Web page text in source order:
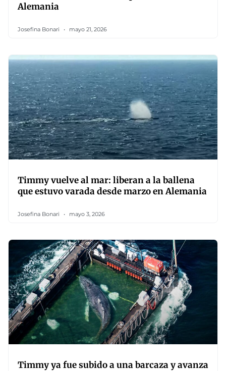
Alemania
Josefina Bonari mayo 21, 2026
Timmy vuelve al mar: liberan a la ballena
que estuvo varada desde marzo en Alemania
Josefina Bonari mayo 3, 2026
Timmy ya fue subido a una barcaza y avanza